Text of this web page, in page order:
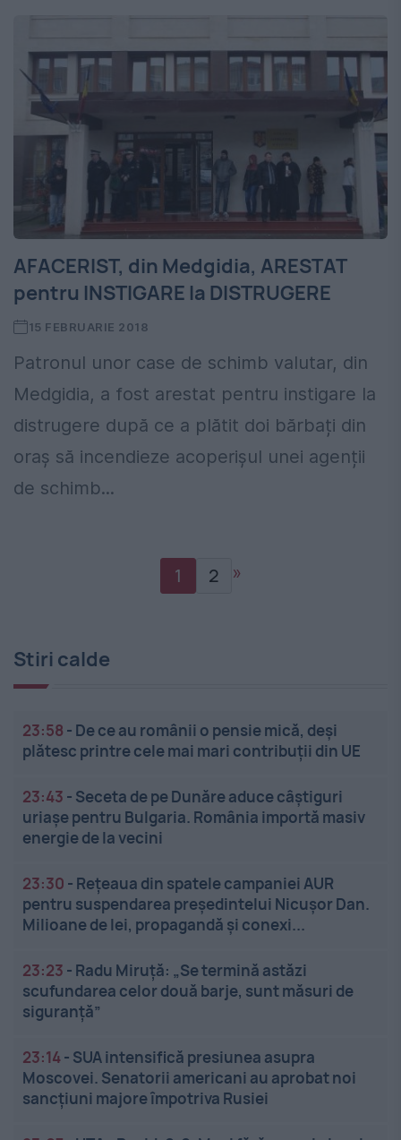
AFACERIST, din Medgidia, ARESTAT
pentru INSTIGARE la DISTRUGERE
15 FEBRUARIE 2018
Patronul unor case de schimb valutar, din
Medgidia, a fost arestat pentru instigare la
distrugere după ce a plătit doi bărbați din
oraș să incendieze acoperișul unei agenții
de schimb...
1 2 »
Stiri calde
23:58 - De ce au românii o pensie mică, deși
plătesc printre cele mai mari contribuții din UE
23:43 - Seceta de pe Dunăre aduce câștiguri
uriașe pentru Bulgaria. România importă masiv
energie de la vecini
23:30 - Rețeaua din spatele campaniei AUR
pentru suspendarea președintelui Nicușor Dan.
Milioane de lei, propagandă și conexi...
23:23 - Radu Miruță: „Se termină astăzi
scufundarea celor două barje, sunt măsuri de
siguranţă”
23:14- SUA intensifică presiunea asupra
Moscovei. Senatorii americani au aprobat noi
sancțiuni majore împotriva Rusiei